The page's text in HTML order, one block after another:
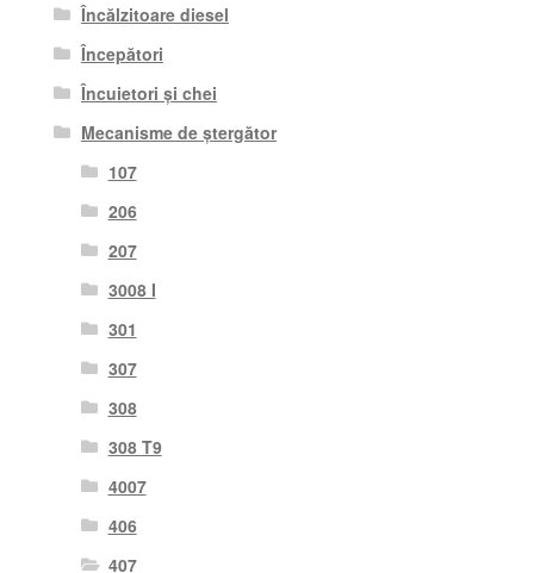
Încălzitoare diesel
Începători
Încuietori și chei
Mecanisme de ștergător
107
206
207
3008 I
301
307
308
308 T9
4007
406
407